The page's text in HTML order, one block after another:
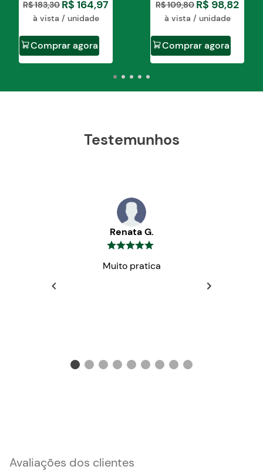
R$183,30 R$ 164,97
à vista / unidade
Comprar agora
R$109,80 R$ 98,82
à vista / unidade
Comprar agora
Testemunhos
Renata G.
Muito pratica
Avaliações dos clientes